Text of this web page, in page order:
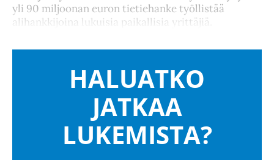
yli 90 miljoonan euron tietiehanke työllistää
alihankkijoina lukuisia paikallisia yrittäjiä.
HALUATKO
JATKAA
LUKEMISTA?